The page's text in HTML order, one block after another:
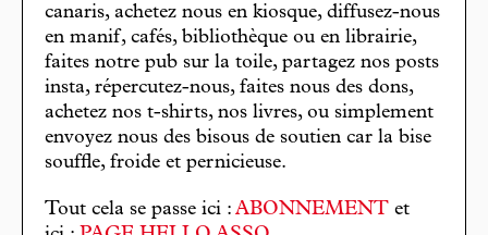
canaris, achetez nous en kiosque, diffusez-nous
en manif, cafés, bibliothèque ou en librairie,
faites notre pub sur la toile, partagez nos posts
insta, répercutez-nous, faites nous des dons,
achetez nos t-shirts, nos livres, ou simplement
envoyez nous des bisous de soutien car la bise
souffle, froide et pernicieuse.
Tout cela se passe ici : ABONNEMENT et